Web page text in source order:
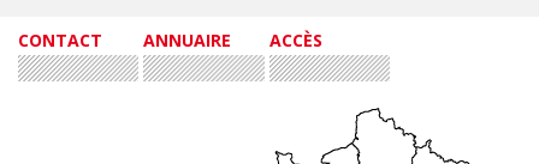
CONTACT ANNUAIRE ACCÈS